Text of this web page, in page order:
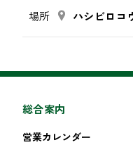
場所 ハシビロコ
総合案内
営業カレンダー